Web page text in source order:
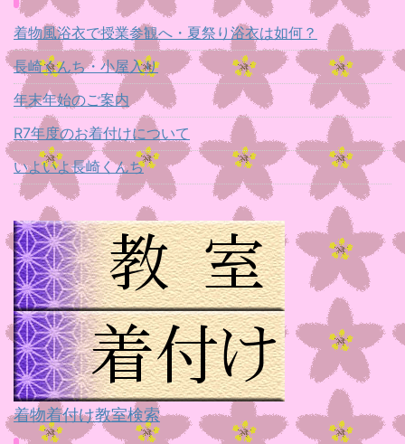
着物風浴衣で授業参観へ・夏祭り浴衣は如何？
長崎くんち・小屋入り
年末年始のご案内
R7年度のお着付けについて
いよいよ長崎くんち
着物着付け教室検索